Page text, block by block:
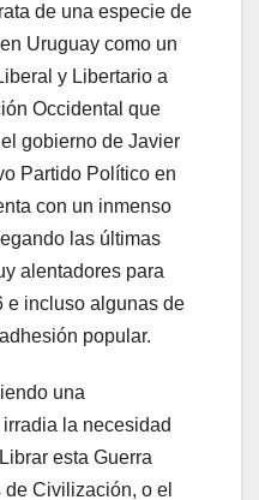
de una especie de
Uruguay como un
y Libertario a
Occidental que
gobierno de Javier
Partido Político en
con un inmenso
las últimas
alentadores para
incluso algunas de
popular.
una
la necesidad
esta Guerra
Civilización, o el